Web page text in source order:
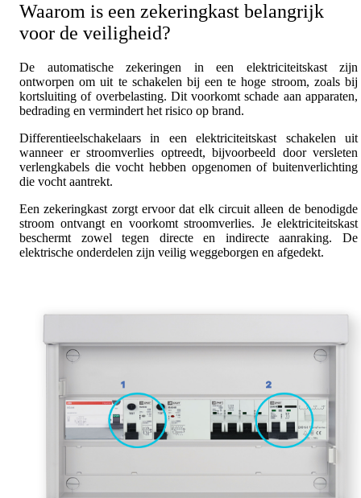
Waarom is een zekeringkast belangrijk
voor de veiligheid?
De automatische zekeringen in een elektriciteitskast zijn
ontworpen om uit te schakelen bij een te hoge stroom, zoals bij
kortsluiting of overbelasting. Dit voorkomt schade aan apparaten,
bedrading en vermindert het risico op brand.
Differentieelschakelaars in een elektriciteitskast schakelen uit
wanneer er stroomverlies optreedt, bijvoorbeeld door versleten
verlengkabels die vocht hebben opgenomen of buitenverlichting
die vocht aantrekt.
Een zekeringkast zorgt ervoor dat elk circuit alleen de benodigde
stroom ontvangt en voorkomt stroomverlies. Je elektriciteitskast
beschermt zowel tegen directe en indirecte aanraking. De
elektrische onderdelen zijn veilig weggeborgen en afgedekt.